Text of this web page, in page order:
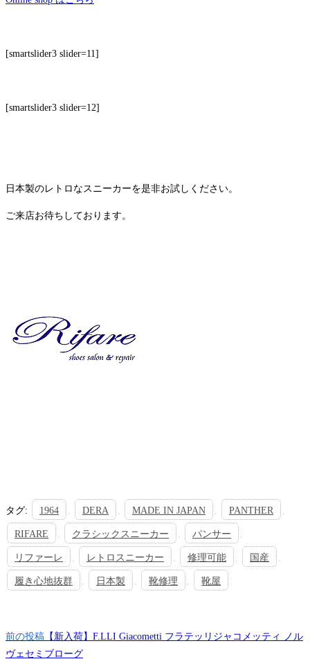
[smartslider3 slider=11]
[smartslider3 slider=12]
日本製のレトロなスニーカーを是非お試しください。
ご来店お待ちしております。
タグ: 1964 DERA MADE IN JAPAN PANTHER
RIFARE クラシックスニーカー パンサー
リファーレ レトロスニーカー 修理可能 国産
履き心地抜群 日本製 靴修理 靴屋
そ
の
前の投稿 【新入荷】F.LLI Giacometti フラテッリジャコメッティ ノル
ヴェセミブローグ